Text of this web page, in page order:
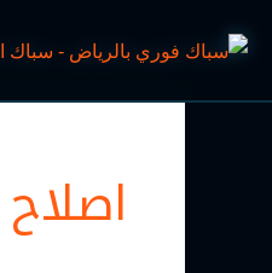
إلى